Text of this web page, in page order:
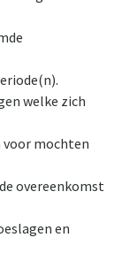
welke zich
mochten
overeenkomst
en